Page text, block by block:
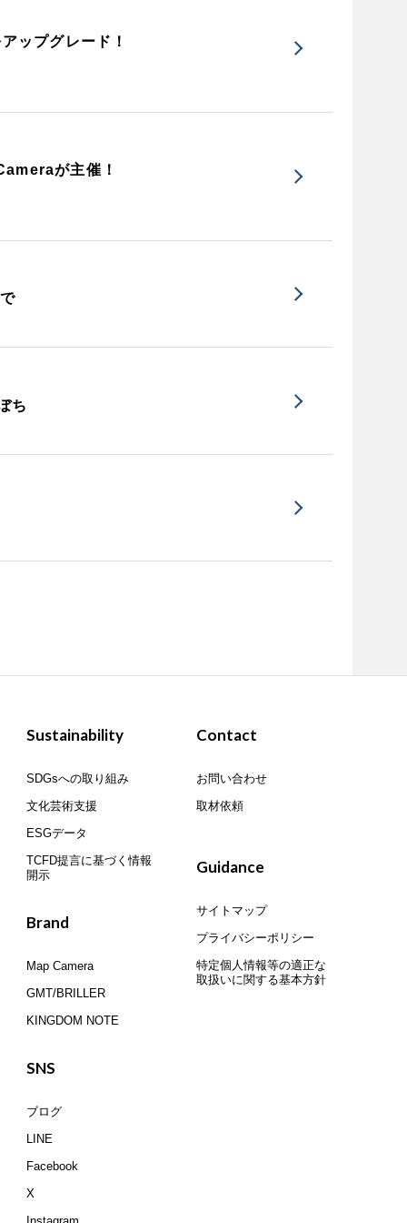
ップグレード！
が主催！
ち
Sustainability
SDGsへの取り組み
文化芸術支援
ESGデータ
TCFD提言に基づく情報
開示
Brand
Map Camera
GMT/BRILLER
KINGDOM NOTE
SNS
ブログ
LINE
Facebook
X
Contact
お問い合わせ
取材依頼
Guidance
サイトマップ
プライバシーポリシー
特定個人情報等の適正な
取扱いに関する基本方針